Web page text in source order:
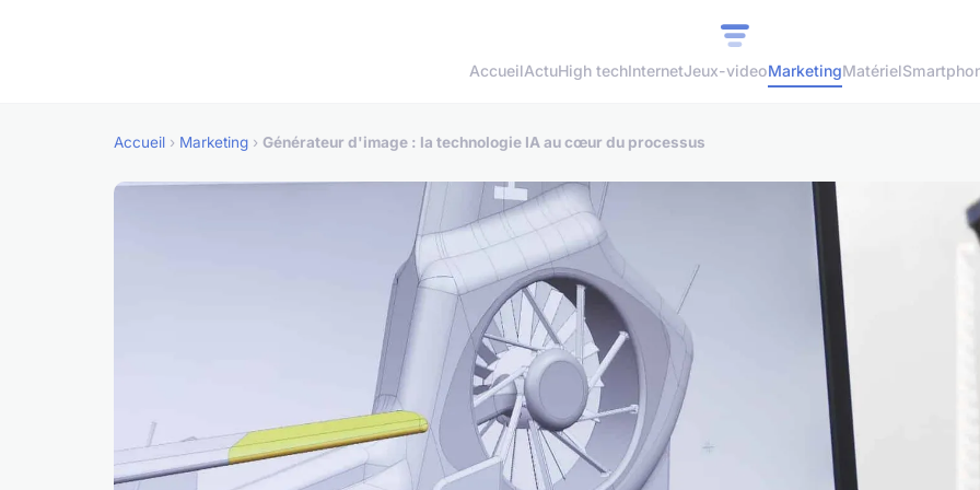
AccueilActuHigh techInternetJeux-videoMarketingMatériel
Accueil › Marketing › Générateur d'image : la technologie IA au cœur du processus